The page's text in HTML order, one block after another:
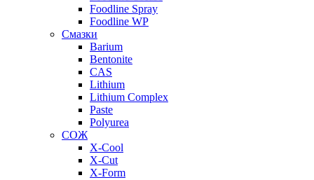
Foodline Spray
Foodline WP
Смазки
Barium
Bentonite
CAS
Lithium
Lithium Complex
Paste
Polyurea
СОЖ
X-Cool
X-Cut
X-Form